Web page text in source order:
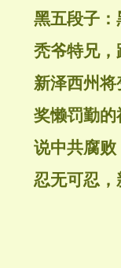
黑五段子
秃爷特兄，
新泽西州将
奖懒罚勤
说中共腐败
忍无可忍，